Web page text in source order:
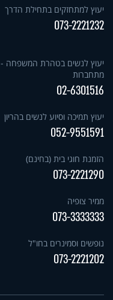
יעוץ למתחזקים בתחילת הדרך
073-2221232
יעוץ לנשים בטהרת המשפחה -
מתחברות
02-6301516
יעוץ תמיכה וסיוע לנשים בהריון
052-9551591
הזמנת חוגי בית (בחינם)
073-2221290
ממיר צופיה
073-3333333
נופשים וסמינרים בחו"ל
073-2221202